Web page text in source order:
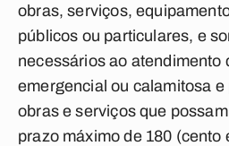
obras, serviços,
públicos ou particulares, e
necessários ao atendimento
emergencial ou calamitosa
obras e serviços que
prazo máximo de 180 (cento